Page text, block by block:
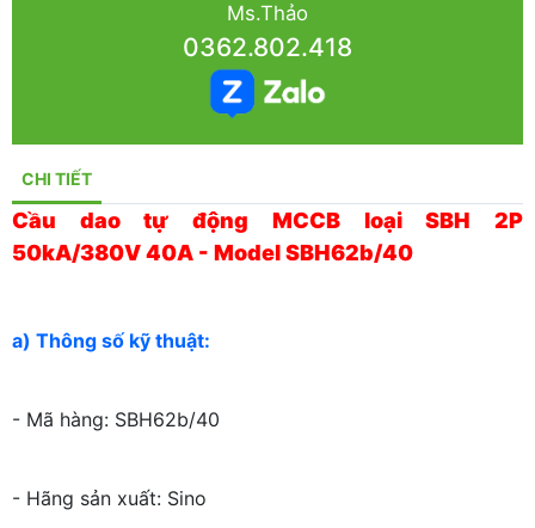
Ms.Thảo
0362.802.418
CHI TIẾT
Cầu dao tự động MCCB loại SBH 2P
50kA/380V 40A - Model SBH62b/40
a) Thông số kỹ thuật:
- Mã hàng: SBH62b/40
- Hãng sản xuất: Sino